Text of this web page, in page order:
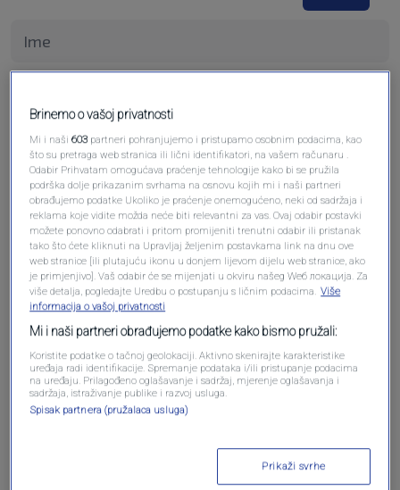
Oglas
Brinemo o vašoj privatnosti
Mi i naši603 partneri pohranjujemo i pristupamo osobnim podacima, kao
što su pretraga web stranica ili lični identifikatori, na vašem računaru .
Odabir Prihvatam omogućava praćenje tehnologije kako bi se pružila
podrška dolje prikazanim svrhama na osnovu kojih mi i naši partneri
obrađujemo podatke Ukoliko je praćenje onemogućeno, neki od sadržaja i
reklama koje vidite možda neće biti relevantni za vas. Ovaj odabir postavki
možete ponovno odabrati i pritom promijeniti trenutni odabir ili pristanak
tako što ćete kliknuti na Upravljaj željenim postavkama link na dnu ove
web stranice [ili plutajuću ikonu u donjem lijevom dijelu web stranice, ako
je primjenjivo]. Vaš odabir će se mijenjati u okviru našeg Wеб локација. Za
više detalja, pogledajte Uredbu o postupanju s ličnim podacima. Više
informacija o vašoj privatnosti
Mi i naši partneri obrađujemo podatke kako bismo pružali:
Koristite podatke o tačnoj geolokaciji. Aktivno skenirajte karakteristike
uređaja radi identifikacije. Spremanje podataka i/ili pristupanje podacima
na uređaju. Prilagođeno oglašavanje i sadržaj, mjerenje oglašavanja i
sadržaja, istraživanje publike i razvoj usluga.
Spisak partnera (pružalaca usluga)
Prikaži svrhe